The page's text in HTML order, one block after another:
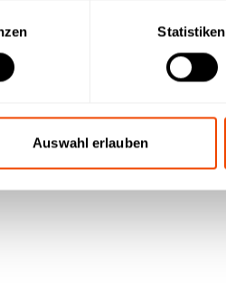
Statistiken
Auswahl erlauben